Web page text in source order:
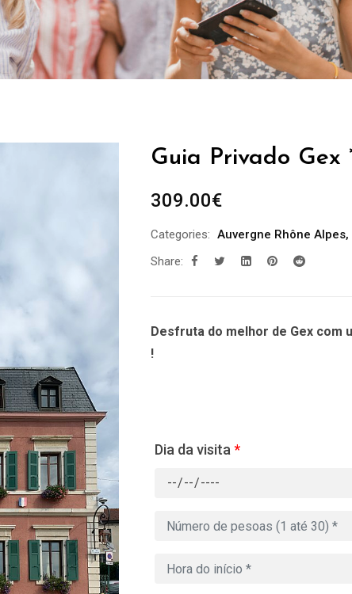
Guia Privado Gex
309.00€
Categories: Auvergne Rhône Alpes,
Share:
Desfruta do melhor de Gex com
!
Dia da visita *